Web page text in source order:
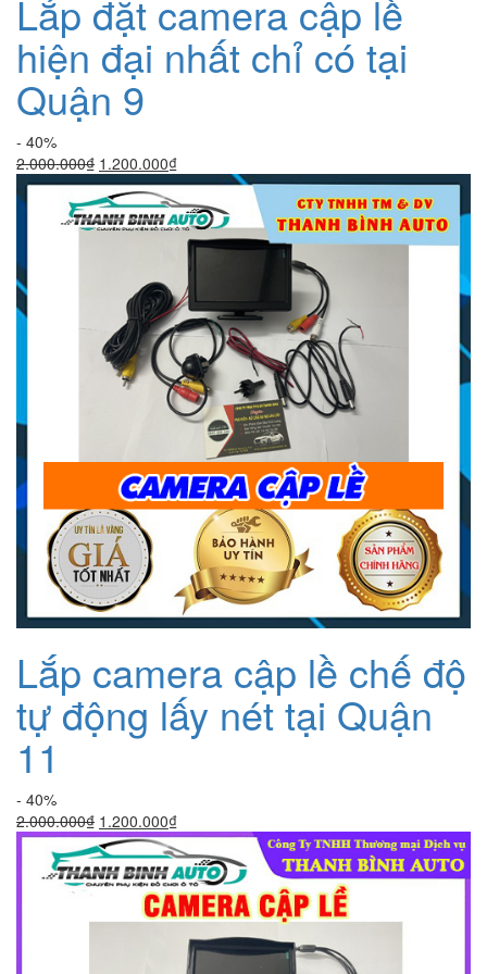
Lắp đặt camera cập lề
hiện đại nhất chỉ có tại
Quận 9
- 40%
2.000.000₫ Giá
gốc
là:
2.000.000₫.
1.200.000₫Giá
hiện
tại
là:
1.200.000₫.
Lắp camera cập lề chế độ
tự động lấy nét tại Quận
11
- 40%
2.000.000₫ Giá
gốc
là:
2.000.000₫.
1.200.000₫Giá
hiện
tại
là:
1.200.000₫.